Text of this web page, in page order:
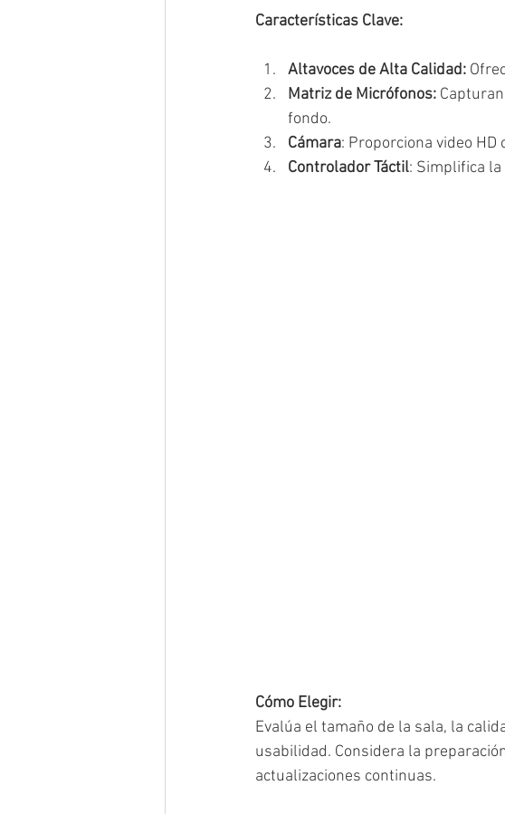
Características Clave:
Altavoces de Alta Calidad:
Matriz de Micrófonos:
fondo.
Cámara: Proporciona video HD
Controlador Táctil: Simplifica
Cómo Elegir:
Evalúa el tamaño de la sala, la
usabilidad. Considera la
actualizaciones continuas.